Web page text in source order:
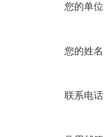
您的单
您的姓
联系电